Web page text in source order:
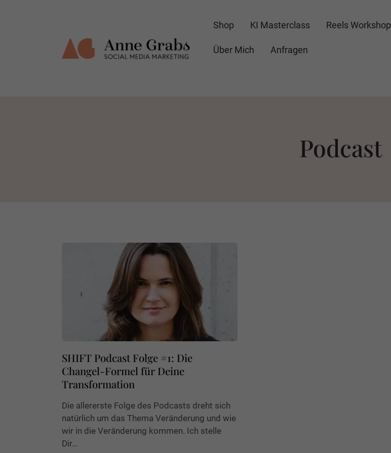
Shop KI Masterclass Reels Workshop
Über Mich Anfragen
Podcast
SHIFT Podcast Folge #1: Die
Changel-Formel für Deine
Transformation
Die allererste Folge des Podcasts dreht sich
natürlich um das Thema Veränderung und wie
wir in die Veränderung kommen. Ich stelle
Dir…